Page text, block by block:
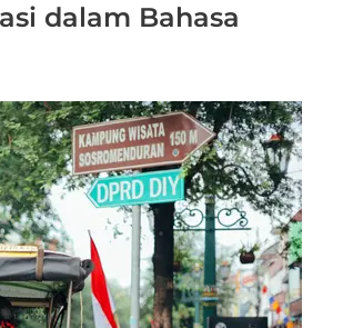
dalam Bahasa